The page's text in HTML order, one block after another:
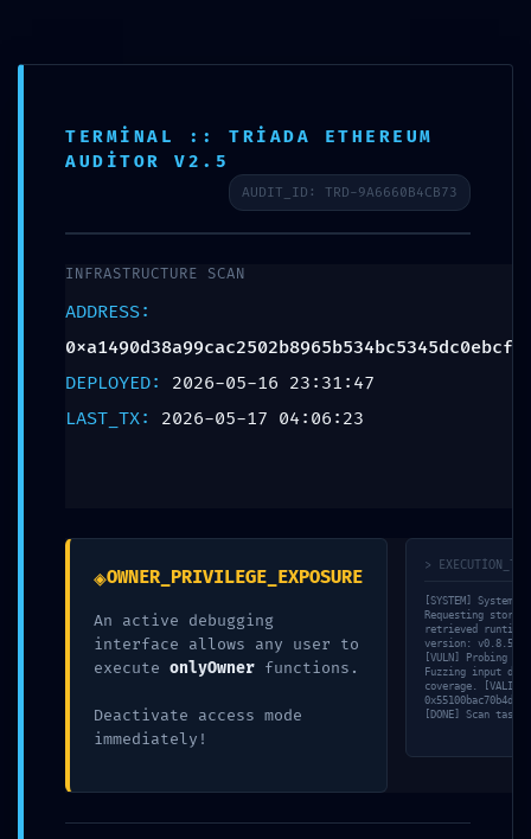
Mode Flag Persistence
Bir yanıt yazın
E-posta adresiniz yayınlanmayacak. Gerekli alanlar*ile
TERMINAL :: TRIADA ETHEREUM
AUDITOR V2.5
AUDIT_ID: TRD-9A6660B4CB73
INFRASTRUCTURE SCAN
ADDRESS:
0xa1490d38a99cac2502b8965b534bc5345dc0ebcf
DEPLOYED: 2026-05-16 23:31:47
LAST_TX: 2026-05-17 04:06:23
◈OWNER_PRIVILEGE_EXPOSURE
An active debugging
interface allows any user to
execute onlyOwner functions.
Deactivate access mode
immediately!
>
[SYSTEM]
Requesting
retrieved runtime
version: v0.8.55.
[VULN] Probing
Fuzzing input
coverage.
[DONE] Scan